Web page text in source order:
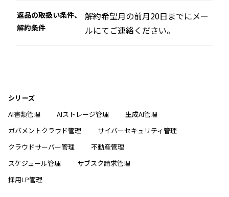
返品の取扱い条件、
解約条件
解約希望月の前月20日までにメー
ルにてご連絡ください。
シリーズ
AI書類管理
AIストレージ管理
生成AI管理
ガバメントクラウド管理
サイバーセキュリティ管理
クラウドサーバー管理
不動産管理
スケジュール管理
サブスク請求管理
採用LP管理